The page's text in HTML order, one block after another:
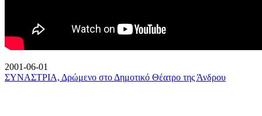
2001-06-01
ΣΥΝΑΣΤΡΙΑ, Δρώμενο στο Δημοτικό Θέατρο της Άνδρου